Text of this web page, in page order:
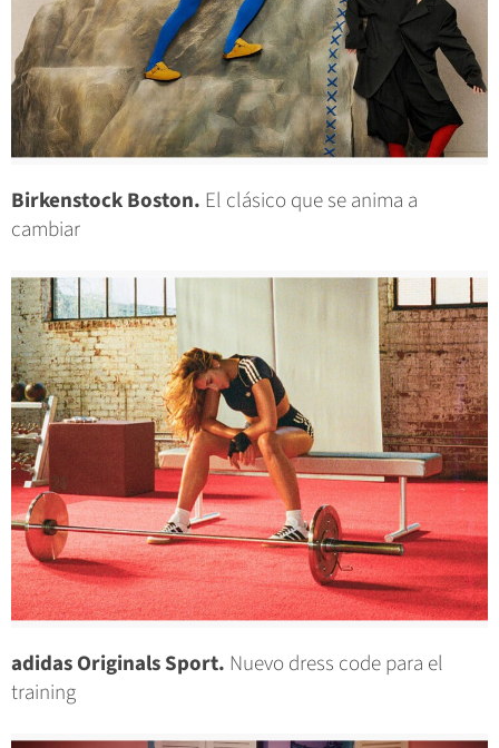
Birkenstock Boston. El clásico que se anima a
cambiar
adidas Originals Sport. Nuevo dress code para el
training